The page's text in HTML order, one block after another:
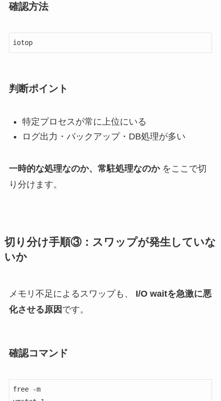
確認方法
iotop
判断ポイント
特定プロセスが常に上位にいる
ログ出力・バックアップ・DB処理が多い
一時的な処理なのか、常駐処理なのかをここで切
り分けます。
切り分け手順③：スワップが発生していな
いか
メモリ不足によるスワップも、 I/O waitを急激に悪
化させる原因 です。
確認コマンド
free -m